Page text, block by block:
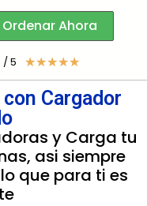
Ordenar Ahora
/ 5 ☆☆☆☆☆
Cargador
y Carga tu
asi siempre
que para ti es